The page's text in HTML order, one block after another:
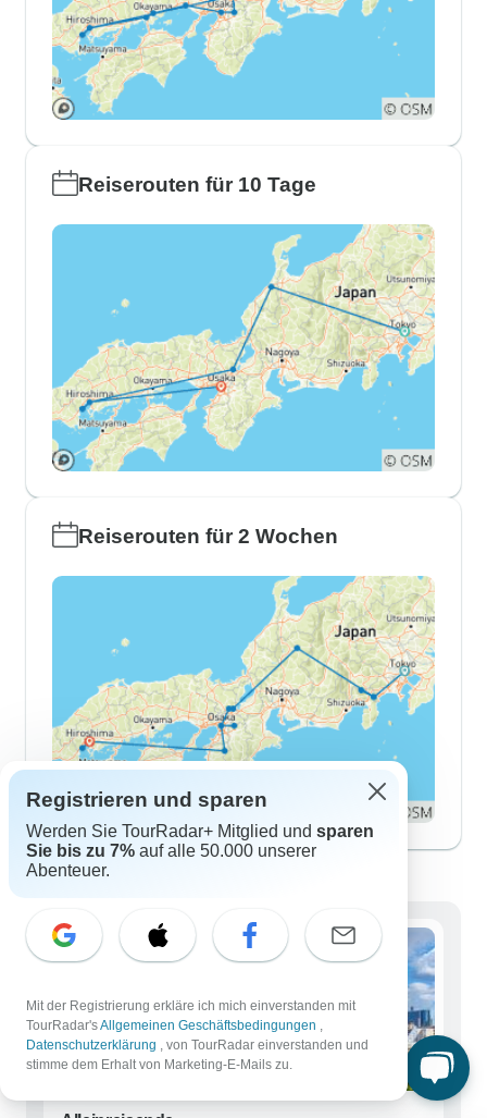
Reiserouten für 10 Tage
Reiserouten für 2 Wochen
Japan Reisen für alle Altersgruppen
Registrieren und sparen
Werden Sie TourRadar+ Mitglied und sparen
Sie bis zu 7% auf alle 50.000 unserer
Abenteuer.
Mit der Registrierung erkläre ich mich einverstanden mit
TourRadar'sAllgemeinen Geschäftsbedingungen ,
Datenschutzerklärung , von TourRadar einverstanden und
stimme dem Erhalt von Marketing-E-Mails zu.